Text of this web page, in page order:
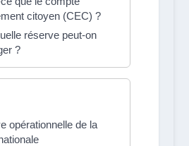
citoyen (CEC) ?
réserve peut-on
?
opérationnelle de la